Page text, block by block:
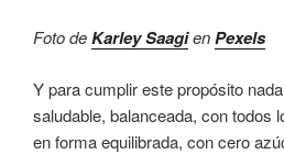
Foto deKarley SaagienPexels
Y para cumplir este propósito
saludable, balanceada, con todos
en forma equilibrada, con cero